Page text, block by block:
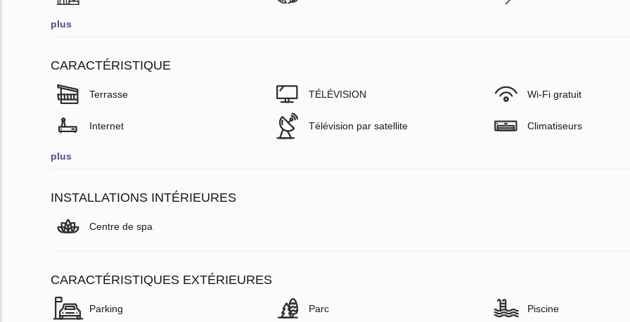
plus
CARACTÉRISTIQUE
Terrasse TÉLÉVISION Wi-Fi gratuit
Internet Télévision par satellite Climatiseurs
plus
INSTALLATIONS INTÉRIEURES
Centre de spa
CARACTÉRISTIQUES EXTÉRIEURES
Parking Parc Piscine